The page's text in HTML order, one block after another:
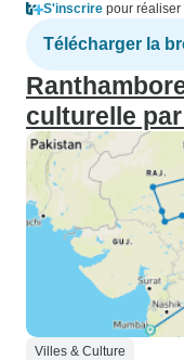
S'inscrire pour
Télécharger la
culturelle
Villes & Culture